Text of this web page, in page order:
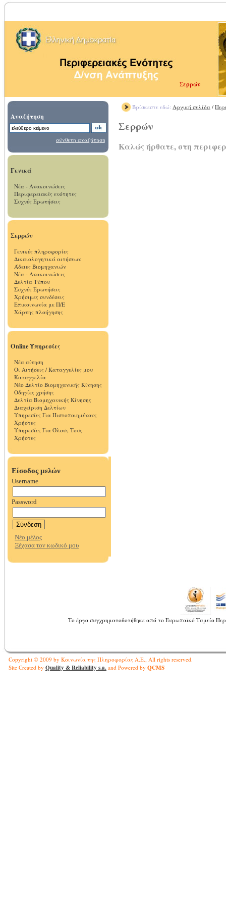
Σερρών
Αναζήτηση
σύνθετη αναζήτηση
Γενικά
Νέα - Ανακοινώσεις
Περιφερειακές ενότητες
Συχνές Ερωτήσεις
Σερρών
Γενικές πληροφορίες
Δικαιολογητικά αιτήσεων
Άδειες Βιομηχανιών
Νέα - Ανακοινώσεις
Δελτία Τύπου
Συχνές Ερωτήσεις
Χρήσιμες συνδέσεις
Επικοινωνία με Π/Ε
Χάρτης πλοήγησης
Online Υπηρεσίες
Νέα αίτηση
Οι Αιτήσεις / Καταγγελίες μου
Καταγγελία
Νέο Δελτίο Βιομηχανικής Κίνησης
Οδηγίες χρήσης
Δελτία Βιομηχανικής Κίνησης
Διαχείριση Δελτίων
Υπηρεσίες Για Πιστοποιημένους
Χρήστες
Υπηρεσίες Για Όλους Τους
Χρήστες
Βρίσκεστε εδώ: Αρχική σελίδα /
Σερρών
Καλώς ήρθατε, στη
Το έργο συγχρηματοδοτήθηκε από το Ευρωπαϊκό Ταμείο
Copyright © 2009 by Κοινωνία της Πληροφορίας Α.Ε., All rights reserved.
Site Created by Quality & Reliability s.a. and Powered by QCMS